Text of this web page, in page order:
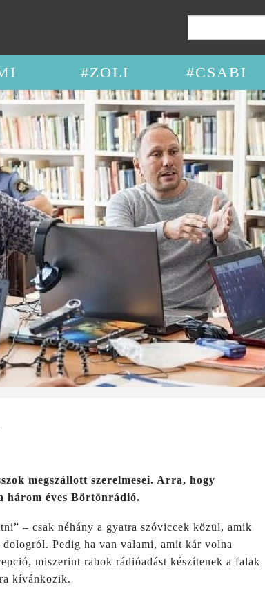
#ZOLI #CSABI
megszállott szerelmesei. Arra, hogy
három éves Börtönrádió.
– csak néhány a gyatra szóviccek közül, amik
Pedig ha van valami, amit kár volna
miszerint rabok rádióadást készítenek a falak
kívánkozik.